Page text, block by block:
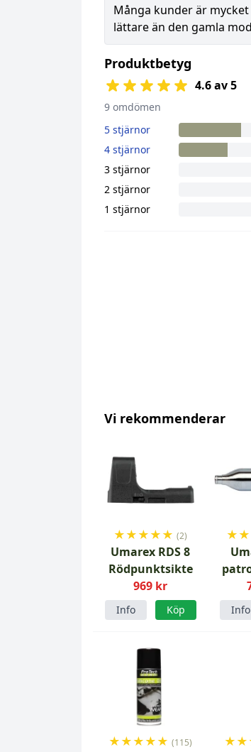
Många kunder är
lättare än den gamla
Produktbetyg
4.6 av 5
9 omdömen
5 stjärnor
4 stjärnor
3 stjärnor
2 stjärnor
1 stjärnor
Vi rekommenderar
★★★★★ (2)
Umarex RDS 8
Rödpunktsikte
969 kr
Info Köp
★★
Info
★★★★★ (115) ★★